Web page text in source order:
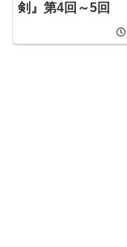
剣』第4回～5回